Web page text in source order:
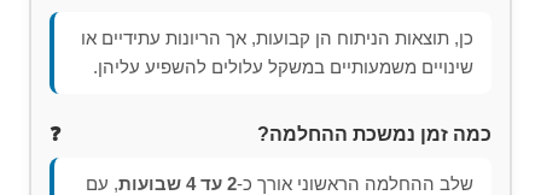
כן, תוצאות הניתוח הן קבועות, אך הריונות עתידיים או
שינויים משמעותיים במשקל עלולים להשפיע עליהן.
כמה זמן נמשכת ההחלמה?
שלב ההחלמה הראשוני אורך כ-2 עד 4 שבועות
, עם